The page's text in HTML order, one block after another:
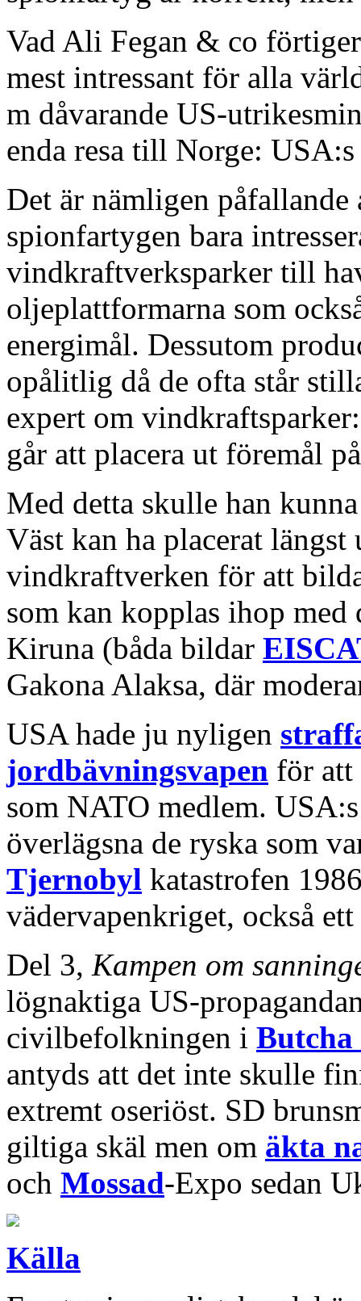
Vad Ali Fegan & co
mest intressant för alla
m dåvarande US-
enda resa till Norge:
Det är nämligen
spionfartygen bara
vindkraftverksparker till
oljeplattformarna som
energimål. Dessutom
opålitlig då de ofta står
expert om
går att placera ut föremål
Med detta skulle han
Väst kan ha placerat
vindkraftverken för att
som kan kopplas ihop med
Kiruna (båda bildar
Gakona Alaksa, där
USA hade ju nyligen
jordbävningsvapen för att
som NATO medlem.
överlägsna de ryska som
Tjernobyl katastrofen
vädervapenkriget, också
Del 3, Kampen om
lögnaktiga US-
civilbefolkningen i
antyds att det inte skulle
extremt oseriöst. SD
giltiga skäl men om äkta
och Mossad-Expo sedan
Källa